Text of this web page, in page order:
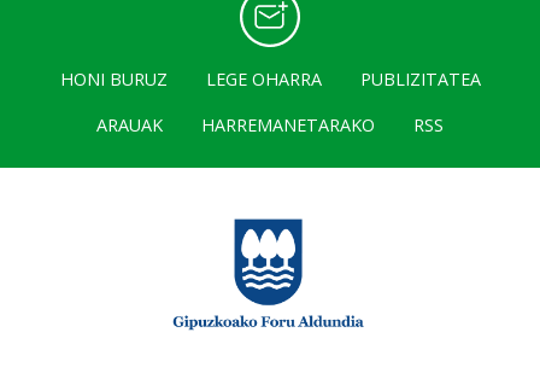
HONI BURUZ LEGE OHARRA
PUBLIZITATEA
ARAUAK
HARREMANETARAKO RSS